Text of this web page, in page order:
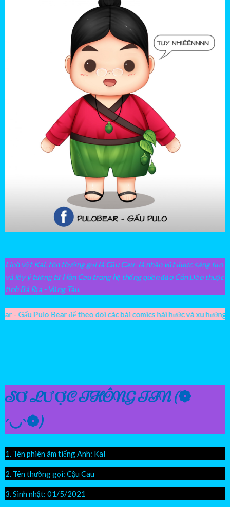
Linh vật Kal, tên thường gọi là Cậu Cau- là nhân vật được sáng tạo
và lấy ý tưởng từ Hòn Cau trong hệ thống quần đảo Côn Đảo thuộc
tỉnh Bà Rịa - Vũng Tàu.
theo dõi các bài comics hài hước và xu hướng nhé! Link tại icon
SƠ LƯỢC THÔNG TIN (❁
´◡`❁)
1. Tên phiên âm tiếng Anh: Kal
2. Tên thường gọi: Cậu Cau
3. Sinh nhật: 01/5/2021